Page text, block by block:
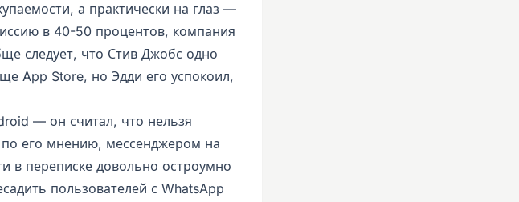
а практически на глаз —
в 40-50 процентов, компания
следует, что Стив Джобс одно
App Store, но Эдди его успокоил,
— он считал, что нельзя
по его мнению, мессенджером на
в переписке довольно остроумно
пользователей с WhatsApp